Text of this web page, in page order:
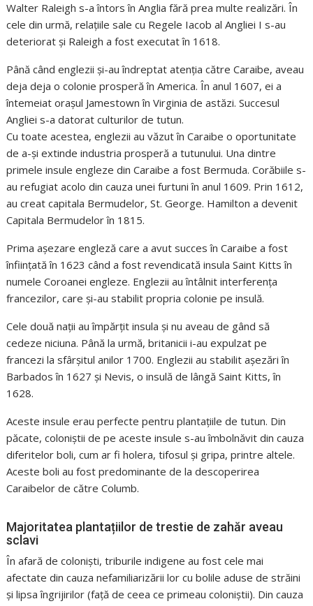
Walter Raleigh s-a întors în Anglia fără prea multe realizări. În
cele din urmă, relațiile sale cu Regele Iacob al Angliei I s-au
deteriorat și Raleigh a fost executat în 1618.
Până când englezii și-au îndreptat atenția către Caraibe, aveau
deja deja o colonie prosperă în America. În anul 1607, ei a
întemeiat orașul Jamestown în Virginia de astăzi. Succesul
Angliei s-a datorat culturilor de tutun.
Cu toate acestea, englezii au văzut în Caraibe o oportunitate
de a-și extinde industria prosperă a tutunului. Una dintre
primele insule engleze din Caraibe a fost Bermuda. Corăbiile s-
au refugiat acolo din cauza unei furtuni în anul 1609. Prin 1612,
au creat capitala Bermudelor, St. George. Hamilton a devenit
Capitala Bermudelor în 1815.
Prima așezare engleză care a avut succes în Caraibe a fost
înființată în 1623 când a fost revendicată insula Saint Kitts în
numele Coroanei engleze. Englezii au întâlnit interferența
francezilor, care și-au stabilit propria colonie pe insulă.
Cele două nații au împărțit insula și nu aveau de gând să
cedeze niciuna. Până la urmă, britanicii i-au expulzat pe
francezi la sfârșitul anilor 1700. Englezii au stabilit așezări în
Barbados în 1627 și Nevis, o insulă de lângă Saint Kitts, în
1628.
Aceste insule erau perfecte pentru plantațiile de tutun. Din
păcate, coloniștii de pe aceste insule s-au îmbolnăvit din cauza
diferitelor boli, cum ar fi holera, tifosul și gripa, printre altele.
Aceste boli au fost predominante de la descoperirea
Caraibelor de către Columb.
Majoritatea plantațiilor de trestie de zahăr aveau
sclavi
În afară de coloniști, triburile indigene au fost cele mai
afectate din cauza nefamiliarizării lor cu bolile aduse de străini
și lipsa îngrijirilor (față de ceea ce primeau coloniștii). Din cauza